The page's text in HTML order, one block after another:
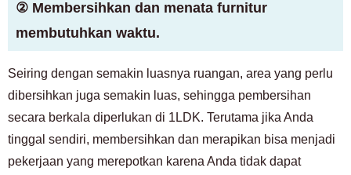
② Membersihkan dan menata furnitur
membutuhkan waktu.
Seiring dengan semakin luasnya ruangan, area yang perlu
dibersihkan juga semakin luas, sehingga pembersihan
secara berkala diperlukan di 1LDK. Terutama jika Anda
tinggal sendiri, membersihkan dan merapikan bisa menjadi
pekerjaan yang merepotkan karena Anda tidak dapat